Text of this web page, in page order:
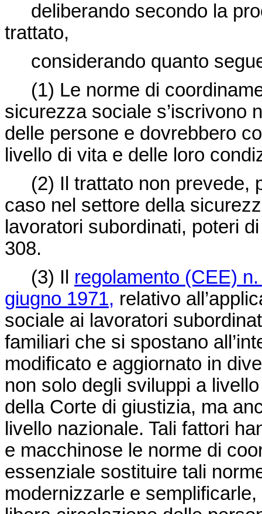
deliberando secondo la
trattato,
considerando quanto
(1) Le norme di
sicurezza sociale s’iscrivono
delle persone e dovrebbero
livello di vita e delle loro
(2) Il trattato non prevede,
caso nel settore della
lavoratori subordinati, poteri
308.
(3) Il regolamento (CEE)
giugno 1971, relativo
sociale ai lavoratori
familiari che si spostano
modificato e aggiornato in
non solo degli sviluppi a
della Corte di giustizia, ma
livello nazionale. Tali fattori
e macchinose le norme di
essenziale sostituire tali
modernizzarle e